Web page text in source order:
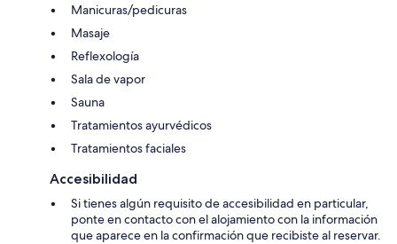
Manicuras/pedicuras
Masaje
Reflexología
Sala de vapor
Sauna
Tratamientos ayurvédicos
Tratamientos faciales
Accesibilidad
Si tienes algún requisito de accesibilidad en particular,
ponte en contacto con el alojamiento con la información
que aparece en la confirmación que recibiste al reservar.